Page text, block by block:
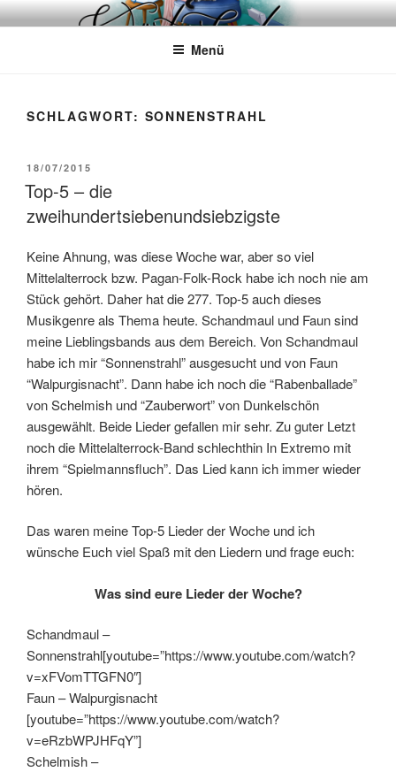
Zum
InhaltWÖRTERKATZE
Von Büchern erzählen
Menü
SCHLAGWORT: SONNENSTRAHL
VERÖFFENTLICHT
AM
18/07/2015
Top-5 – die
zweihundertsiebenundsiebzigste
Keine Ahnung, was diese Woche war, aber so viel
Mittelalterrock bzw. Pagan-Folk-Rock habe ich noch nie am
Stück gehört. Daher hat die 277. Top-5 auch dieses
Musikgenre als Thema heute. Schandmaul und Faun sind
meine Lieblingsbands aus dem Bereich. Von Schandmaul
habe ich mir “Sonnenstrahl” ausgesucht und von Faun
“Walpurgisnacht”. Dann habe ich noch die “Rabenballade”
von Schelmish und “Zauberwort” von Dunkelschön
ausgewählt. Beide Lieder gefallen mir sehr. Zu guter Letzt
noch die Mittelalterrock-Band schlechthin In Extremo mit
ihrem “Spielmannsfluch”. Das Lied kann ich immer wieder
hören.
Das waren meine Top-5 Lieder der Woche und ich
wünsche Euch viel Spaß mit den Liedern und frage euch:
Was sind eure Lieder der Woche?
Schandmaul –
Sonnenstrahl[youtube=”https://www.youtube.com/watch?
v=xFVomTTGFN0″]
Faun – Walpurgisnacht
[youtube=”https://www.youtube.com/watch?
v=eRzbWPJHFqY”]
Schelmish –